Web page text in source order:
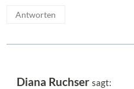
Antworten
Diana Ruchser sagt: